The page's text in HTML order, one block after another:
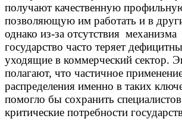
получают качественную
позволяющую им работать и в
однако из-за отсутствия механизма
государство часто теряет
уходящие в коммерческий сектор.
полагают, что частичное
распределения именно в таких
помогло бы сохранить
критические потребности